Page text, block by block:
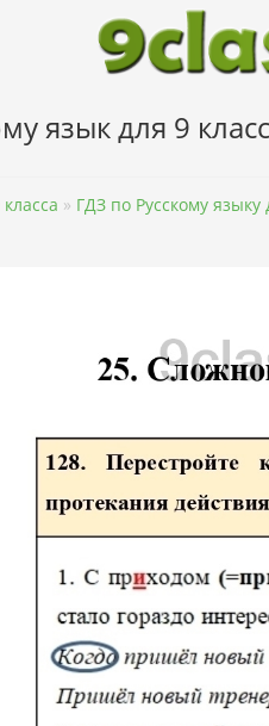
язык для 9
» ГДЗ по Русскому